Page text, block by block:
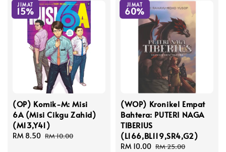
JIMAT
15%
(OP) Komik-M: Misi
6A (Misi Cikgu Zahid)
(M13,Y41)
Sale
RM 8.50 Regular
RM 10.00
JIMAT
60%
(WOP) Kronikel Empat
Bahtera: PUTERI NAGA
TIBERIUS
(L166,BL119,SR4,G2)
Sale
RM 10.00 Regular
RM 25.00